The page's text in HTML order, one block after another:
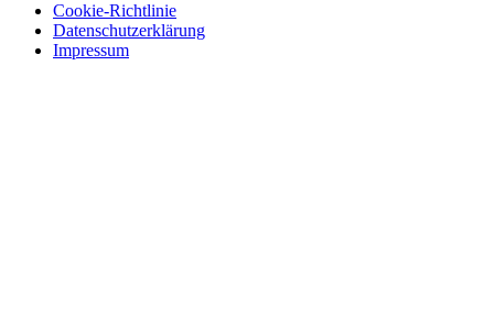
Cookie-Richtlinie
Datenschutzerklärung
Impressum